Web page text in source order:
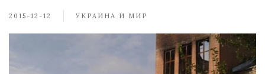
2015-12-12 УКРАИНА И МИР